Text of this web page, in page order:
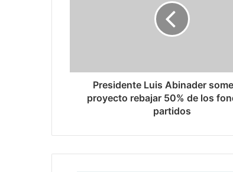
Presidente Luis Abinader
proyecto rebajar 50% de los
partidos